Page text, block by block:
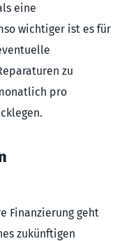
eine
wichtiger ist es für
zu
pro
Finanzierung geht
zukünftigen